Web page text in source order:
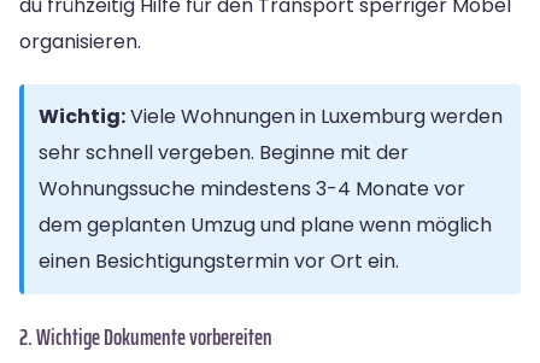
organisieren.
Wichtig:Viele Wohnungen in Luxemburg werden
sehr schnell vergeben. Beginne mit der
Wohnungssuche mindestens 3-4 Monate vor
dem geplanten Umzug und plane wenn möglich
einen Besichtigungstermin vor Ort ein.
2. Wichtige Dokumente vorbereiten